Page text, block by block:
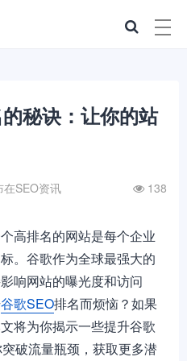
秘诀：让你的站
在SEO资讯 138
高排名的网站是每个企业
。谷歌作为全球最强大的
响网站的曝光度和访问
谷歌SEO排名而烦恼？如果
将为你揭示一些提升谷歌
破流量瓶颈，获取更多潜